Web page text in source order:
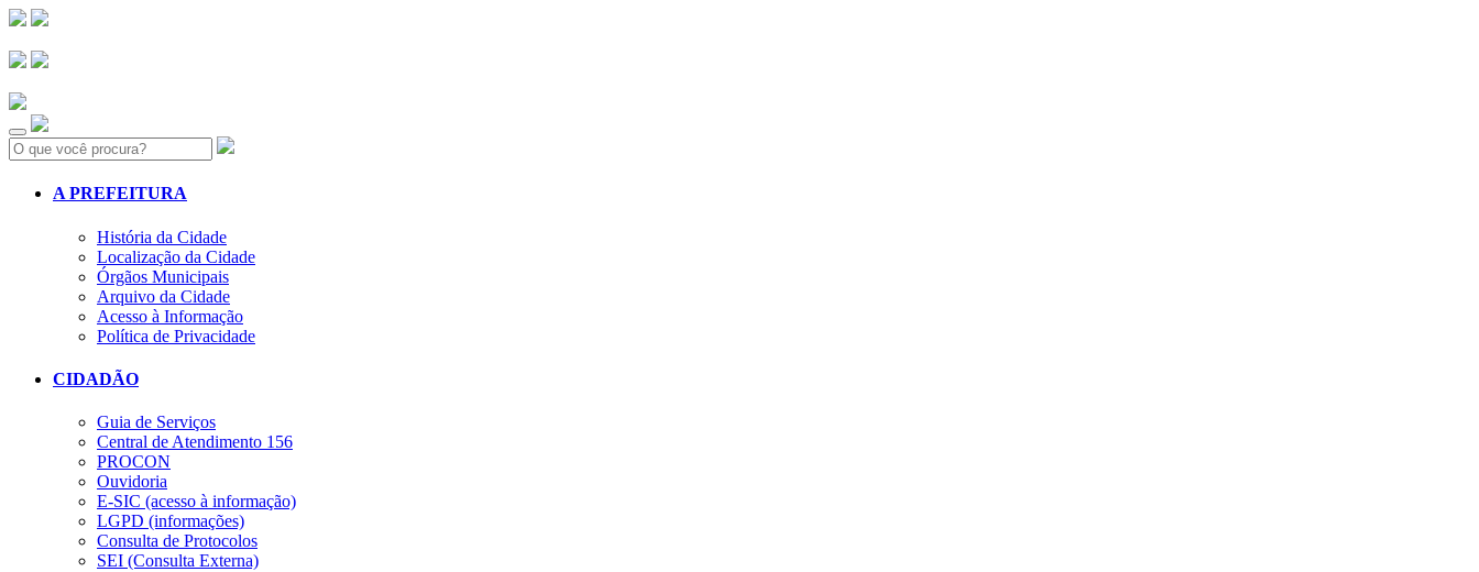
Search:
A PREFEITURA
História da Cidade
Localização da Cidade
Órgãos Municipais
Arquivo da Cidade
Acesso à Informação
Política de Privacidade
CIDADÃO
Guia de Serviços
Central de Atendimento 156
PROCON
Ouvidoria
E-SIC (acesso à informação)
LGPD (informações)
Consulta de Protocolos
SEI (Consulta Externa)